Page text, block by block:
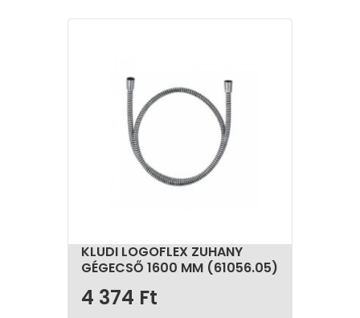
KLUDI LOGOFLEX ZUHANY
GÉGECSŐ 1600 MM (61056.05)
4 374 Ft